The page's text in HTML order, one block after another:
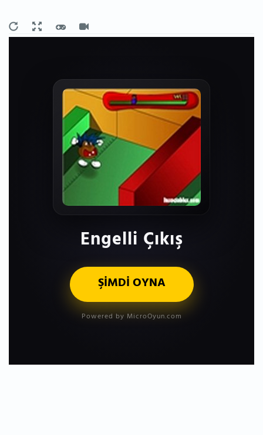
Engelli Çıkış
ŞİMDİ OYNA
Powered by MicroOyun.com